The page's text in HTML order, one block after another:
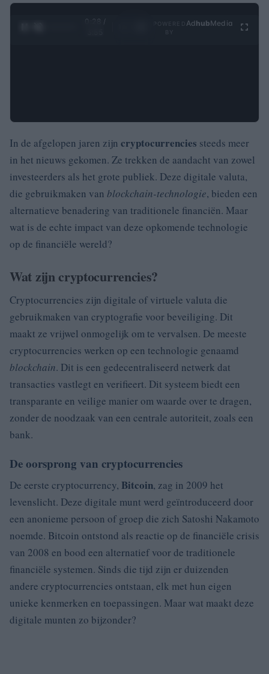
0:29 /
Ad hubMedia
In de afgelopen jaren zijn cryptocurrencies steeds meer
in het nieuws gekomen. Ze trekken de aandacht van zowel
investeerders als het grote publiek. Deze digitale valuta,
die gebruikmaken van blockchain-technologie, bieden een
alternatieve benadering van traditionele financiën. Maar
wat is de echte impact van deze opkomende technologie
op de financiële wereld?
Wat zijn cryptocurrencies?
Cryptocurrencies zijn digitale of virtuele valuta die
gebruikmaken van cryptografie voor beveiliging. Dit
maakt ze vrijwel onmogelijk om te vervalsen. De meeste
cryptocurrencies werken op een technologie genaamd
blockchain. Dit is een gedecentraliseerd netwerk dat
transacties vastlegt en verifieert. Dit systeem biedt een
transparante en veilige manier om waarde over te dragen,
zonder de noodzaak van een centrale autoriteit, zoals een
bank.
De oorsprong van cryptocurrencies
De eerste cryptocurrency, Bitcoin, zag in 2009 het
levenslicht. Deze digitale munt werd geïntroduceerd door
een anonieme persoon of groep die zich Satoshi Nakamoto
noemde. Bitcoin ontstond als reactie op de financiële crisis
van 2008 en bood een alternatief voor de traditionele
financiële systemen. Sinds die tijd zijn er duizenden
andere cryptocurrencies ontstaan, elk met hun eigen
unieke kenmerken en toepassingen. Maar wat maakt deze
digitale munten zo bijzonder?